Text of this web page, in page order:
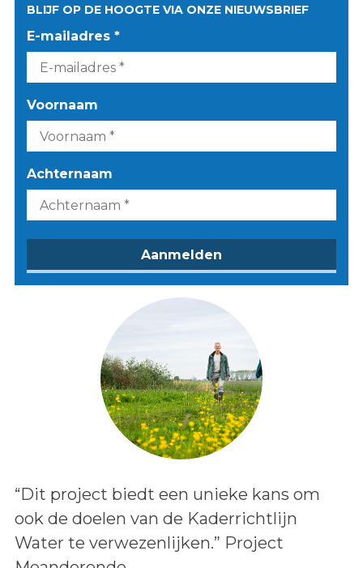
BLIJF OP DE HOOGTE VIA ONZE NIEUWSBRIEF
E-mailadres *
Voornaam
Achternaam
Lees het bericht:
“Dit project biedt een unieke kans om
ook de doelen van de Kaderrichtlijn
Water te verwezenlijken.” Project